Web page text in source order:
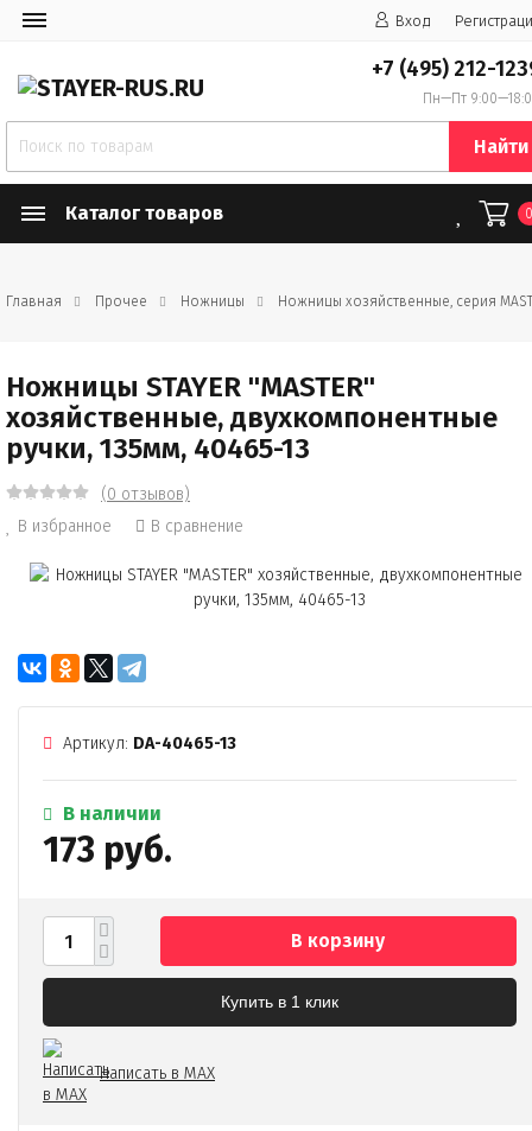
Вход
+7 (495) 212-
Пн—Пт
Найти
Каталог товаров
Главная Прочее Ножницы Ножницы хозяйственные, серия
Ножницы STAYER "MASTER"
хозяйственные, двухкомпонентные
ручки, 135мм, 40465-13
(0 отзывов)
В избранное
В сравнение
Артикул: DA-40465-13
В наличии
173 руб.
В корзину
Купить в 1 клик
Написать в MAX